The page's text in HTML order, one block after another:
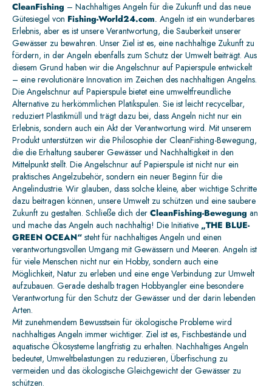
CleanFishing – Nachhaltiges Angeln für die Zukunft und das neue
Gütesiegel von Fishing-World24.com. Angeln ist ein wunderbares
Erlebnis, aber es ist unsere Verantwortung, die Sauberkeit unserer
Gewässer zu bewahren. Unser Ziel ist es, eine nachhaltige Zukunft zu
fördern, in der Angeln ebenfalls zum Schutz der Umwelt beiträgt. Aus
diesem Grund haben wir die Angelschnur auf Papierspule entwickelt
– eine revolutionäre Innovation im Zeichen des nachhaltigen Angelns.
Die Angelschnur auf Papierspule bietet eine umweltfreundliche
Alternative zu herkömmlichen Platikspulen. Sie ist leicht recycelbar,
reduziert Plastikmüll und trägt dazu bei, dass Angeln nicht nur ein
Erlebnis, sondern auch ein Akt der Verantwortung wird. Mit unserem
Produkt unterstützen wir die Philosophie der CleanFishing-Bewegung,
die die Erhaltung sauberer Gewässer und Nachhaltigkeit in den
Mittelpunkt stellt. Die Angelschnur auf Papierspule ist nicht nur ein
praktisches Angelzubehör, sondern ein neuer Beginn für die
Angelindustrie. Wir glauben, dass solche kleine, aber wichtige Schritte
dazu beitragen können, unsere Umwelt zu schützen und eine saubere
Zukunft zu gestalten. Schließe dich der CleanFishing-Bewegung an
und mache das Angeln auch nachhaltig! Die Initiative „THE BLUE-
GREEN OCEAN“ steht für nachhaltiges Angeln und einen
verantwortungsvollen Umgang mit Gewässern und Meeren. Angeln ist
für viele Menschen nicht nur ein Hobby, sondern auch eine
Möglichkeit, Natur zu erleben und eine enge Verbindung zur Umwelt
aufzubauen. Gerade deshalb tragen Hobbyangler eine besondere
Verantwortung für den Schutz der Gewässer und der darin lebenden
Arten.
Mit zunehmendem Bewusstsein für ökologische Probleme wird
nachhaltiges Angeln immer wichtiger. Ziel ist es, Fischbestände und
aquatische Ökosysteme langfristig zu erhalten. Nachhaltiges Angeln
bedeutet, Umweltbelastungen zu reduzieren, Überfischung zu
vermeiden und das ökologische Gleichgewicht der Gewässer zu
schützen.